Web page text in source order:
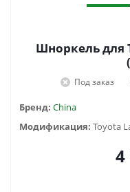
Шноркель для
Под заказ
Бренд: China
Модификация: Toyota
4